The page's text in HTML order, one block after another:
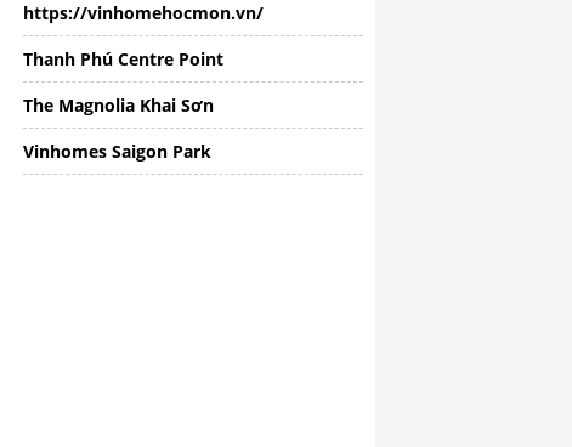
https://vinhomehocmon.vn/
Thanh Phú Centre Point
The Magnolia Khai Sơn
Vinhomes Saigon Park